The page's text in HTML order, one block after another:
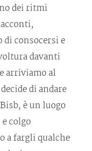
dei ritmi
di consocersi e
davanti
arriviamo al
di andare
è un luogo
colgo
a fargli qualche